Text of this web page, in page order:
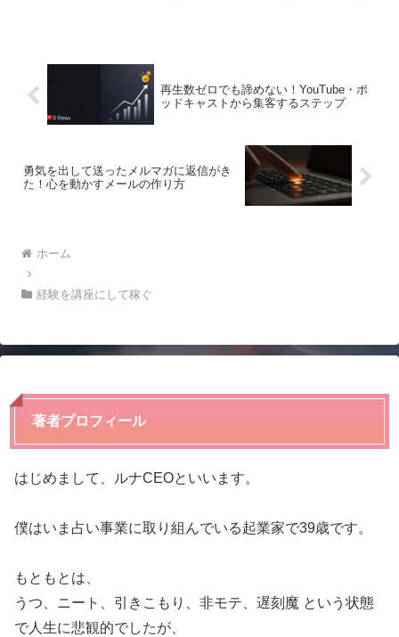
再生数ゼロでも諦めない！YouTube・ポ
ッドキャストから集客するステップ
勇気を出して送ったメルマガに返信がき
た！心を動かすメールの作り方
ホーム
経験を講座にして稼ぐ
著者プロフィール
はじめまして、ルナCEOといいます。
僕はいま占い事業に取り組んでいる起業家で39歳です。
もともとは、
うつ、ニート、引きこもり、非モテ、遅刻魔 という状態
で人生に悲観的でしたが、